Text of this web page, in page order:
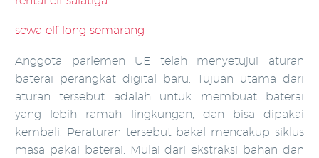
sewa elf long semarang
Anggota parlemen UE telah menyetujui aturan
baterai perangkat digital baru. Tujuan utama dari
aturan tersebut adalah untuk membuat baterai
yang lebih ramah lingkungan, dan bisa dipakai
kembali. Peraturan tersebut bakal mencakup siklus
masa pakai baterai. Mulai dari ekstraksi bahan dan